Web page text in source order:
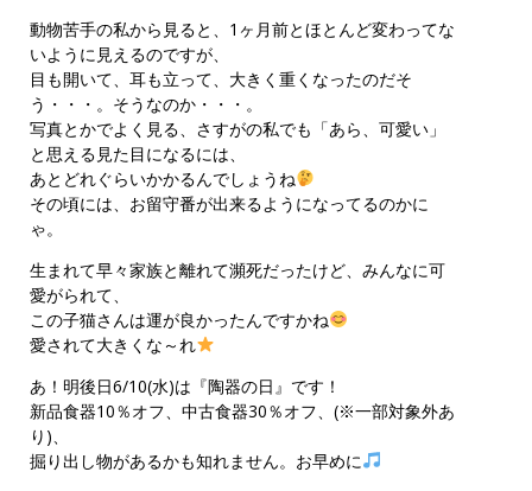
動物苦手の私から見ると、1ヶ月前とほとんど変わってな
いように見えるのですが、
目も開いて、耳も立って、大きく重くなったのだそ
う・・・。そうなのか・・・。
写真とかでよく見る、さすがの私でも「あら、可愛い」
と思える見た目になるには、
あとどれぐらいかかるんでしょうね
その頃には、お留守番が出来るようになってるのかに
ゃ。
生まれて早々家族と離れて瀕死だったけど、みんなに可
愛がられて、
この子猫さんは運が良かったんですかね
愛されて大きくな～れ
あ！明後日6/10(水)は『陶器の日』です！
新品食器10％オフ、中古食器30％オフ、(※一部対象外あ
り)、
掘り出し物があるかも知れません。お早めに